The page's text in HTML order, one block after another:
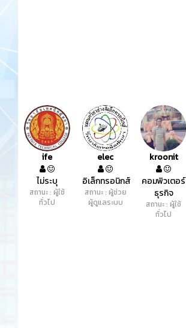
ife
ไม่ระบุ
สถานะ : ผู้ใช้
ทั่วไป
elec
อิเล็กทรอนิกส์
สถานะ : ผู้ช่วย
ผู้ดูแลระบบ
kroonit
คอมพิวเตอร์
ธุรกิจ
สถานะ : ผู้ใช้
ทั่วไป